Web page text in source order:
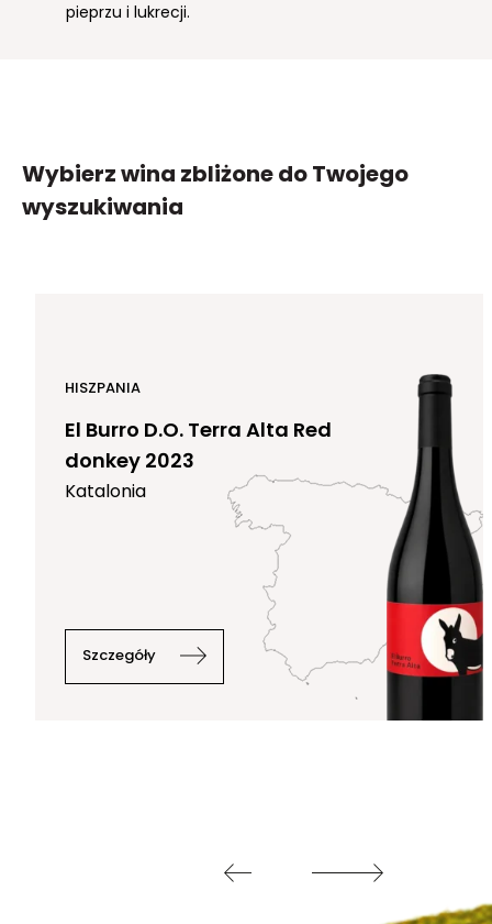
pieprzu i lukrecji.
kwasowość a także rześkość i kwiatowy
Wybierz wina zbliżonedo Twojego
wyszukiwania
HISZPANIA
El Burro D.O. Terra Alta Red
donkey 2023
Katalonia
Szczegóły